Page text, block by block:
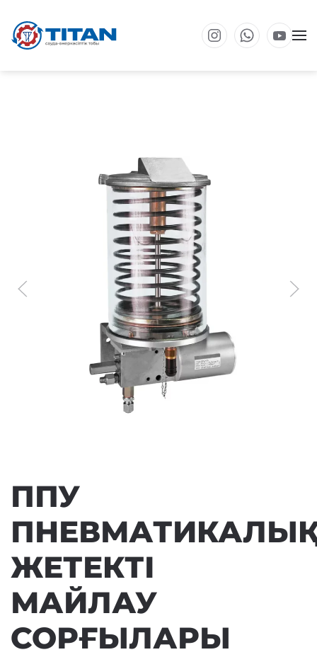
Негізгі мазмұнға өту
ППУ
ЖЕТЕКТІ
МАЙЛАУ
СОРҒЫЛАРЫ